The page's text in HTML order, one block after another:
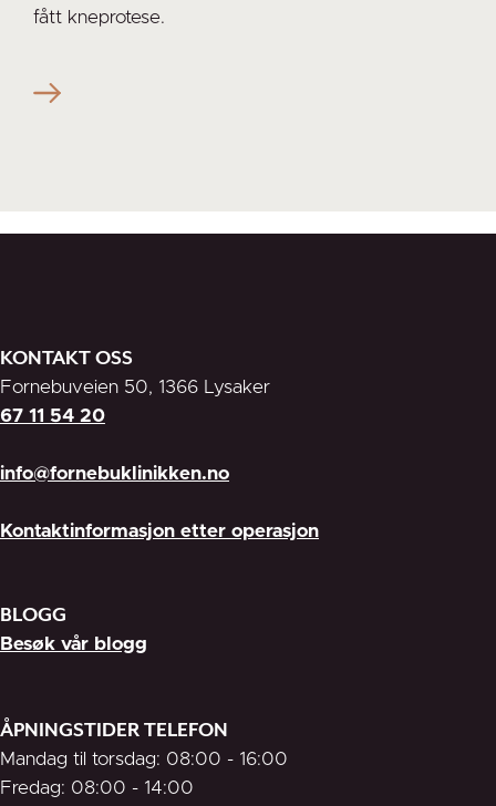
fått kneprotese.
KONTAKT OSS
Fornebuveien 50, 1366 Lysaker
67 11 54 20
info@fornebuklinikken.no
Kontaktinformasjon etter operasjon
BLOGG
Besøk vår blogg
ÅPNINGSTIDER TELEFON
Mandag til torsdag: 08:00 - 16:00
Fredag: 08:00 - 14:00